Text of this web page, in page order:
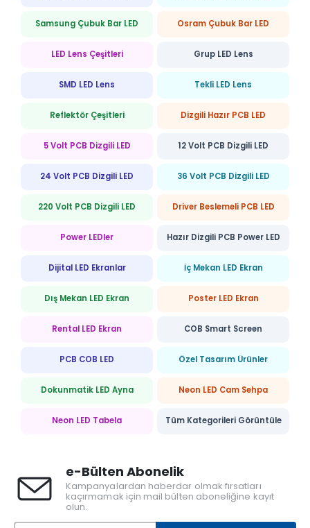
Samsung Çubuk Bar LED Osram Çubuk Bar LED
LED Lens Çeşitleri Grup LED Lens
SMD LED Lens Tekli LED Lens
Reflektör Çeşitleri Dizgili Hazır PCB LED
5 Volt PCB Dizgili LED 12 Volt PCB Dizgili LED
24 Volt PCB Dizgili LED 36 Volt PCB Dizgili LED
220 Volt PCB Dizgili LED Driver Beslemeli PCB LED
Power LEDler Hazır Dizgili PCB Power LED
Dijital LED Ekranlar İç Mekan LED Ekran
Dış Mekan LED Ekran Poster LED Ekran
Rental LED Ekran COB Smart Screen
PCB COB LED Özel Tasarım Ürünler
Dokunmatik LED Ayna Neon LED Cam Sehpa
Neon LED Tabela Tüm Kategorileri Görüntüle
e-Bülten Abonelik
Kampanyalardan haberdar olmak fırsatları
kaçırmamak için mail bülten aboneliğine kayıt
olun.